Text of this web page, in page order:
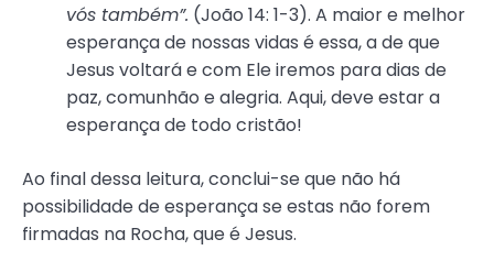
vós também”. (João 14: 1-3). A maior e melhor
esperança de nossas vidas é essa, a de que
Jesus voltará e com Ele iremos para dias de
paz, comunhão e alegria. Aqui, deve estar a
esperança de todo cristão!
Ao final dessa leitura, conclui-se que não há
possibilidade de esperança se estas não forem
firmadas na Rocha, que é Jesus.